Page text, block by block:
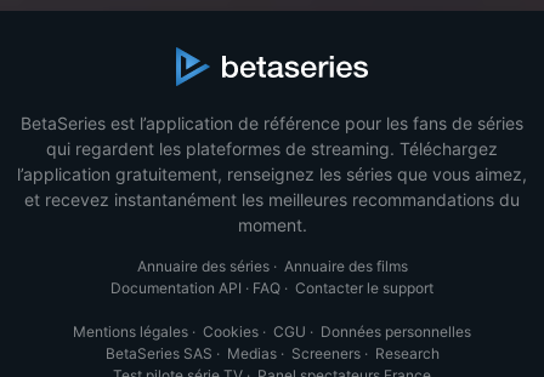
BetaSeries est l’application de référence pour les fans de séries
qui regardent les plateformes de streaming. Téléchargez
l’application gratuitement, renseignez les séries que vous aimez,
et recevez instantanément les meilleures recommandations du
moment.
Annuaire des séries· Annuaire des films
Documentation API · FAQ · Contacter le support
Mentions légales · Cookies · CGU · Données personnelles
BetaSeries SAS · Medias· Screeners· Research